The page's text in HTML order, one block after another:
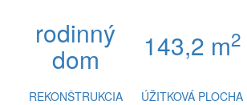
rodinný
dom 143,2 m2
REKONŠTRUKCIA ÚŽITKOVÁ PLOCHA